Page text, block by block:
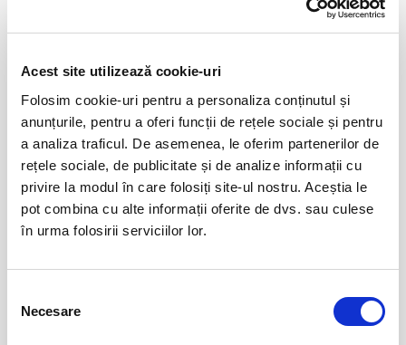
Acest site utilizează cookie-uri
Folosim cookie-uri pentru a personaliza conținutul și
anunțurile, pentru a oferi funcții de rețele sociale și pentru
a analiza traficul. De asemenea, le oferim partenerilor de
rețele sociale, de publicitate și de analize informații cu
privire la modul în care folosiți site-ul nostru. Aceștia le
pot combina cu alte informații oferite de dvs. sau culese
în urma folosirii serviciilor lor.
consimțământului
Necesare
FESTOBAL
BILETE
11
MASTERS OF CLASSIC 12
sept
Jazzapella - Concert jazz a capella 13